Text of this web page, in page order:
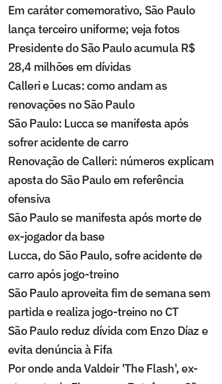
Em caráter comemorativo, São Paulo
lança terceiro uniforme; veja fotos
Presidente do São Paulo acumula R$
28,4 milhões em dívidas
Calleri e Lucas: como andam as
renovações no São Paulo
São Paulo: Lucca se manifesta após
sofrer acidente de carro
Renovação de Calleri: números explicam
aposta do São Paulo em referência
ofensiva
São Paulo se manifesta após morte de
ex-jogador da base
Lucca, do São Paulo, sofre acidente de
carro após jogo-treino
São Paulo aproveita fim de semana sem
partida e realiza jogo-treino no CT
São Paulo reduz dívida com Enzo Díaz e
evita denúncia à Fifa
Por onde anda Valdeir 'The Flash', ex-